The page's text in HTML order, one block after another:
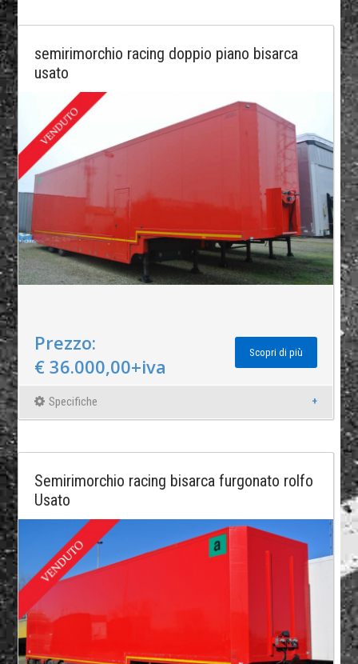
semirimorchio racing doppio piano bisarca
usato
Prezzo:
€ 36.000,00+iva
Scopri di più
Specifiche
Semirimorchio racing bisarca furgonato rolfo
Usato